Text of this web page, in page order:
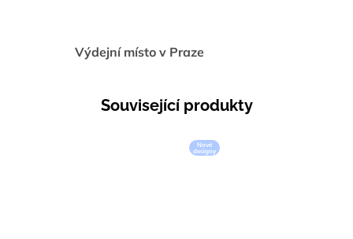
Výdejní místo v Praze
Související produkty
Nové
designy